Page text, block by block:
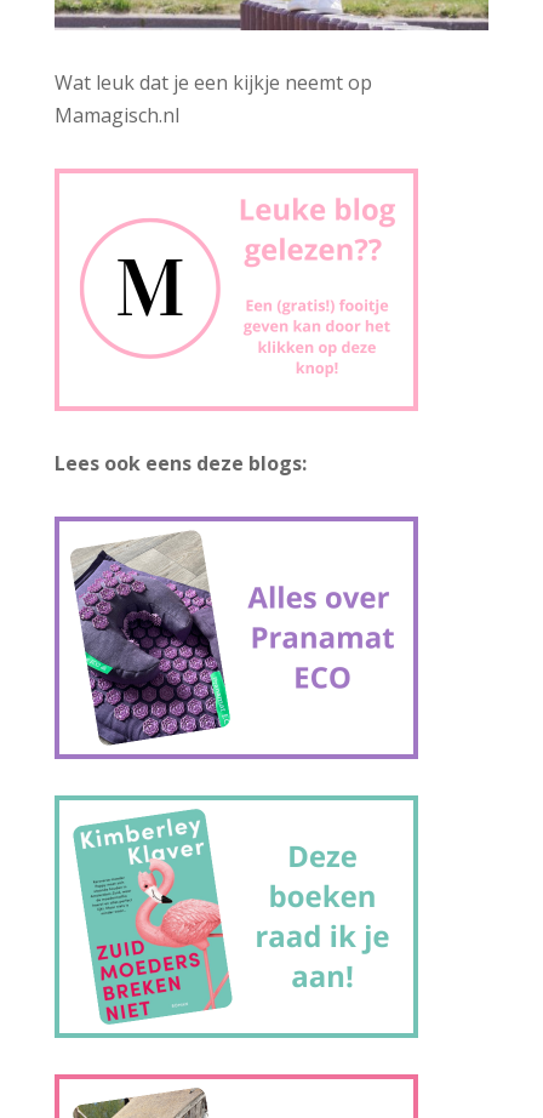
Wat leuk dat je een kijkje neemt op
Mamagisch.nl
Lees ook eens deze blogs: